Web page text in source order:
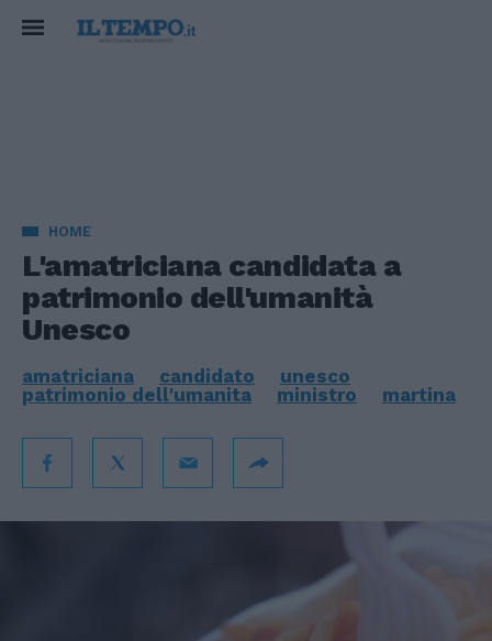
HOME
L'amatriciana candidata a
patrimonio dell'umanità
Unesco
amatriciana candidato
unesco
patrimonio dell'umanita
ministro martina